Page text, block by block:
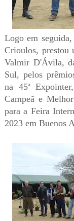
Logo em
Crioulos, prestou
Valmir D'Ávila,
Sul, pelos
na 45ª
Campeã e
para a Feira
2023 em Buenos